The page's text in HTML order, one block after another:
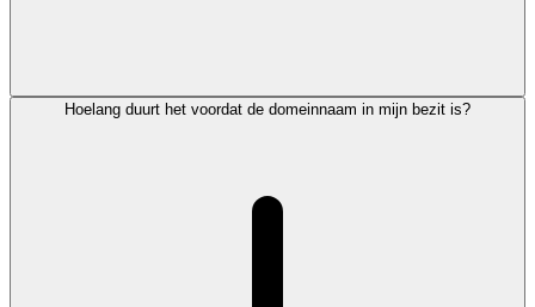
Hoelang duurt het voordat de domeinnaam in mijn bezit is?